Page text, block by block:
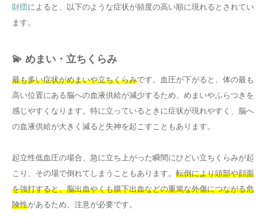
財団 によると、以下のような症状が頻度の高い順に現れるとされてい
ます。
💫 めまい・立ちくらみ
最も多い症状がめまいや立ちくらみです。血圧が下がると、体の最も
高い位置にある脳への血液供給が減少するため、めまいやふらつきを
感じやすくなります。特に立っているときに症状が現れやすく、脳へ
の血液供給が大きく減ると失神を起こすこともあります。
起立性低血圧の場合、急に立ち上がった瞬間にひどい立ちくらみが起
こり、その場で倒れてしまうこともあります。 転倒により頭部や顔面
を強打すると、脳出血やくも膜下出血などの重篤な外傷につながる危
険性があるため、注意が必要です。